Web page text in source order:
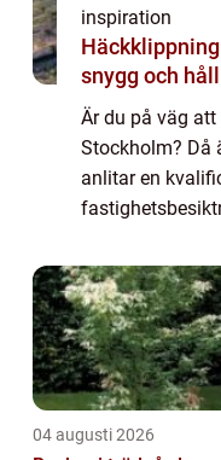
inspiration
Häckklippning skurup
snygg och
Är du på väg
Stockholm? Då
anlitar en
04 augusti 2026